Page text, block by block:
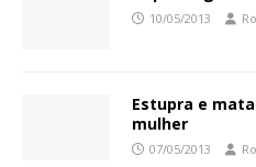
10/05/2013
Estupra e
mulher
07/05/2013